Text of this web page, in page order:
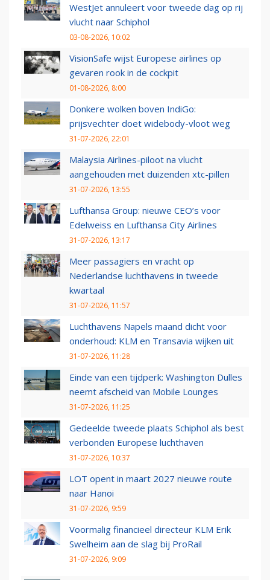
WestJet annuleert voor tweede dag op rij
vlucht naar Schiphol
03-08-2026, 10:02
VisionSafe wijst Europese airlines op
gevaren rook in de cockpit
01-08-2026, 8:00
Donkere wolken boven IndiGo:
prijsvechter doet widebody-vloot weg
31-07-2026, 22:01
Malaysia Airlines-piloot na vlucht
aangehouden met duizenden xtc-pillen
31-07-2026, 13:55
Lufthansa Group: nieuwe CEO’s voor
Edelweiss en Lufthansa City Airlines
31-07-2026, 13:17
Meer passagiers en vracht op
Nederlandse luchthavens in tweede
kwartaal
31-07-2026, 11:57
Luchthavens Napels maand dicht voor
onderhoud: KLM en Transavia wijken uit
31-07-2026, 11:28
Einde van een tijdperk: Washington Dulles
neemt afscheid van Mobile Lounges
31-07-2026, 11:25
Gedeelde tweede plaats Schiphol als best
verbonden Europese luchthaven
31-07-2026, 10:37
LOT opent in maart 2027 nieuwe route
naar Hanoi
31-07-2026, 9:59
Voormalig financieel directeur KLM Erik
Swelheim aan de slag bij ProRail
31-07-2026, 9:09